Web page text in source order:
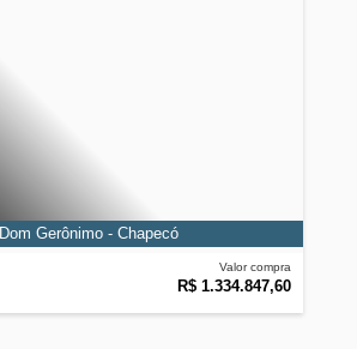
Valor compra
R$ 1.334.847,60
Dom Gerônimo - Chapecó